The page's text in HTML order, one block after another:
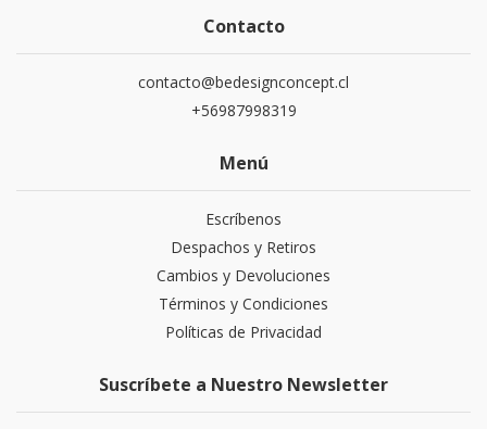
Contacto
contacto@bedesignconcept.cl
+56987998319
Menú
Escríbenos
Despachos y Retiros
Cambios y Devoluciones
Términos y Condiciones
Políticas de Privacidad
Suscríbete a Nuestro Newsletter